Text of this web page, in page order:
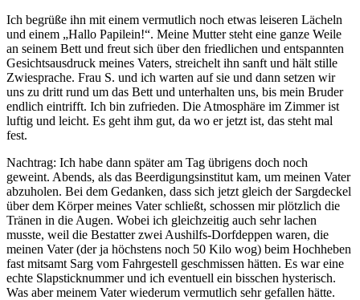
Ich begrüße ihn mit einem vermutlich noch etwas leiseren Lächeln
und einem „Hallo Papilein!“. Meine Mutter steht eine ganze Weile
an seinem Bett und freut sich über den friedlichen und entspannten
Gesichtsausdruck meines Vaters, streichelt ihn sanft und hält stille
Zwiesprache. Frau S. und ich warten auf sie und dann setzen wir
uns zu dritt rund um das Bett und unterhalten uns, bis mein Bruder
endlich eintrifft. Ich bin zufrieden. Die Atmosphäre im Zimmer ist
luftig und leicht. Es geht ihm gut, da wo er jetzt ist, das steht mal
fest.
Nachtrag: Ich habe dann später am Tag übrigens doch noch
geweint. Abends, als das Beerdigungsinstitut kam, um meinen Vater
abzuholen. Bei dem Gedanken, dass sich jetzt gleich der Sargdeckel
über dem Körper meines Vater schließt, schossen mir plötzlich die
Tränen in die Augen. Wobei ich gleichzeitig auch sehr lachen
musste, weil die Bestatter zwei Aushilfs-Dorfdeppen waren, die
meinen Vater (der ja höchstens noch 50 Kilo wog) beim Hochheben
fast mitsamt Sarg vom Fahrgestell geschmissen hätten. Es war eine
echte Slapsticknummer und ich eventuell ein bisschen hysterisch.
Was aber meinem Vater wiederum vermutlich sehr gefallen hätte.